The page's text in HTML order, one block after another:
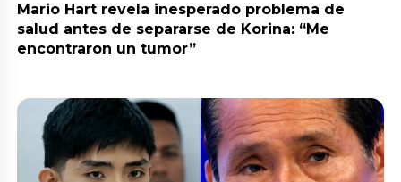
Mario Hart revela inesperado problema de
salud antes de separarse de Korina: “Me
encontraron un tumor”